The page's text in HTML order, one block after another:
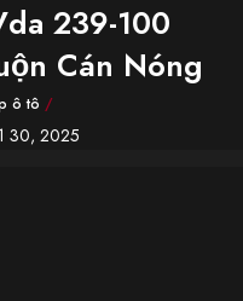
239-100
Cán Nóng
ô tô /
30, 2025